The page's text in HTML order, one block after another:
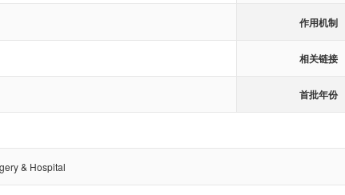
作用机制
相关链接
首批年份
& Hospital